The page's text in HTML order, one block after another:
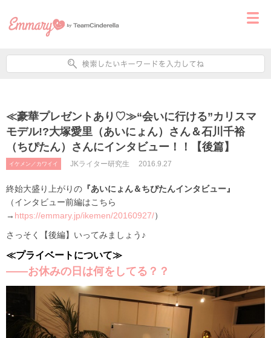
≪豪華プレゼントあり♡≫“会いに行ける”カリスマ
モデル!?大塚愛里（あいにょん）さん＆石川千裕
（ちぴたん）さんにインタビュー！！【後篇】
イケメン／カワイイ JKライター研究生 2016.9.27
終始大盛り上がりの 『あいにょん＆ちぴたんインタビュー』
（インタビュー前編はこちら
→ https://emmary.jp/ikemen/20160927/）
さっそく【後編】いってみましょう♪
≪プライベートについて≫
――お休みの日は何をしてる？？